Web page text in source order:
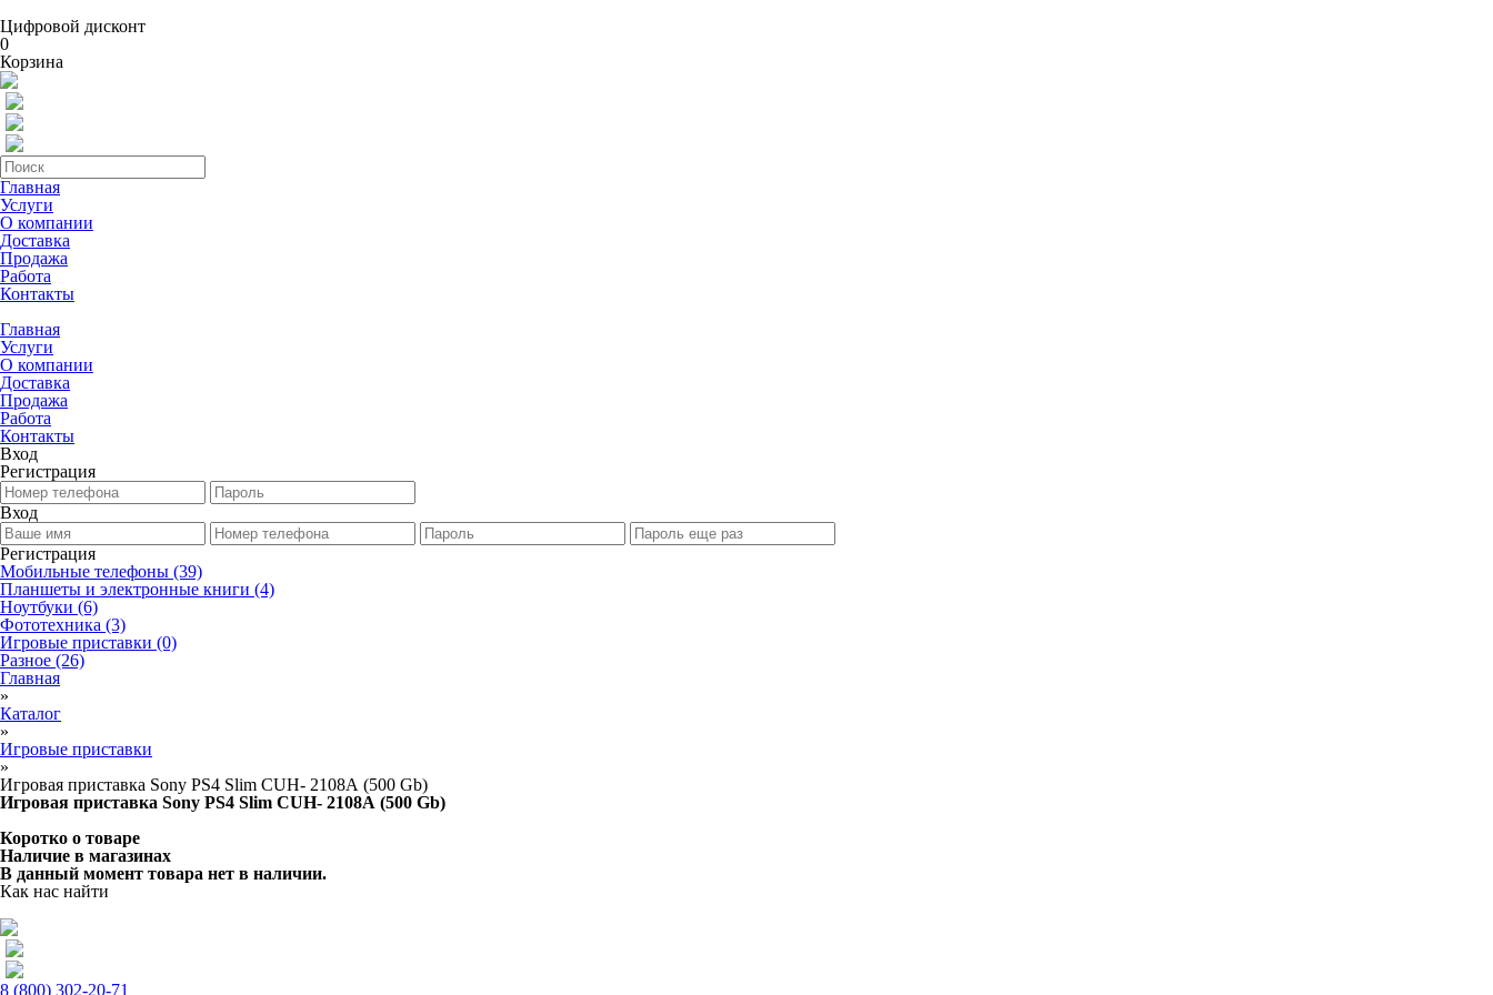
Цифровой дисконт
0
Корзина
Главная
Услуги
О компании
Доставка
Продажа
Работа
Контакты
Главная
Услуги
О компании
Доставка
Продажа
Работа
Контакты
Вход
Регистрация
Вход
Регистрация
Мобильные телефоны (39)
Планшеты и электронные книги (4)
Ноутбуки (6)
Фототехника (3)
Игровые приставки (0)
Разное (26)
Главная
»
Каталог
»
Игровые приставки
»
Игровая приставка Sony PS4 Slim CUH- 2108А (500 Gb)
Игровая приставка Sony PS4 Slim CUH- 2108А (500 Gb)
Коротко о товаре
Наличие в магазинах
В данный момент товара нет в наличии.
Как нас найти
8 (800) 302-20-71